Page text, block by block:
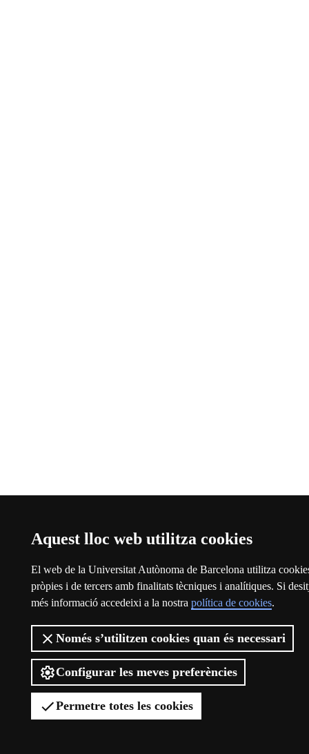
Aquest lloc web utilitza cookies
El web de la Universitat Autònoma de Barcelona utilitza
pròpies i de tercers amb finalitats tècniques i analítiques. Si
més informació accedeixi a la nostra política de cookies.
Només s’utilitzen cookies quan és necessari
Configurar les meves preferències
Permetre totes les cookies